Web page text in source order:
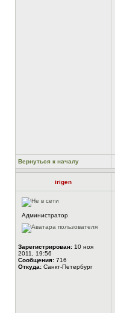
Вернуться к началу
irigen
Администратор
Зарегистрирован: 10 ноя
2011, 19:56
Сообщения: 716
Откуда: Санкт-Петербург